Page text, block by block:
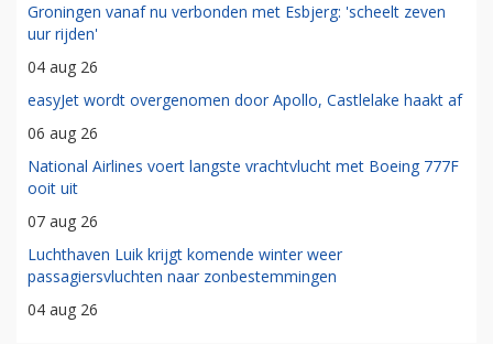
Groningen vanaf nu verbonden met Esbjerg: 'scheelt zeven
uur rijden'
04 aug 26
easyJet wordt overgenomen door Apollo, Castlelake haakt af
06 aug 26
National Airlines voert langste vrachtvlucht met Boeing 777F
ooit uit
07 aug 26
Luchthaven Luik krijgt komende winter weer
passagiersvluchten naar zonbestemmingen
04 aug 26